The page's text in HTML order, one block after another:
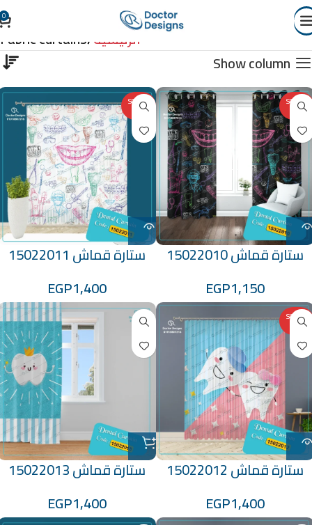
0
Fabric curtains الرئيسية Fabric curtains
Show column
SOLD O
UT
ستارة قماش 15022010
EGP1,150
SOLD O
UT
ستارة قماش 15022011
EGP1,400
SOLD O
UT
ستارة قماش 15022012
EGP1,400
ستارة قماش 15022013
EGP1,400